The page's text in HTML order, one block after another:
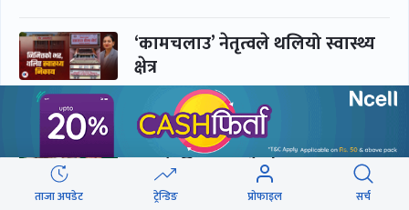
‘कामचलाउ’ नेतृत्वले थलियो स्वास्थ्य
क्षेत्र
पूर्णबहादुर-शेखर : पार्टी सभापति
ताक्थे, विभाजनको संघारमा
शशांकलाई अघि सारे
ताजा अपडेट ट्रेन्डिङ प्रोफाइल सर्च